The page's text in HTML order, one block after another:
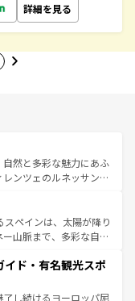
詳細を見る
然と多彩な魅力にあふ
ンツェのルネッサンス
やアマルフィ海岸の絶
光の合間には、本場の
料理を堪能することも
ない旅をしてみよう！
ペインは、太陽が降り
山脈まで、多彩な自然
フラメンコ、熱気あふ
生活の一部となってい
囲気や、バルセロナの
ド・有名観光スポ
し続けるヨーロッパ屈